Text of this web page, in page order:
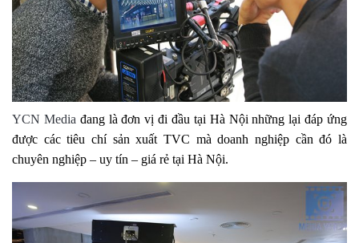
YCN Media đang là đơn vị đi đầu tại Hà Nội những lại đáp ứng
được các tiêu chí sản xuất TVC mà doanh nghiệp cần đó là
chuyên nghiệp – uy tín – giá rẻ tại Hà Nội.